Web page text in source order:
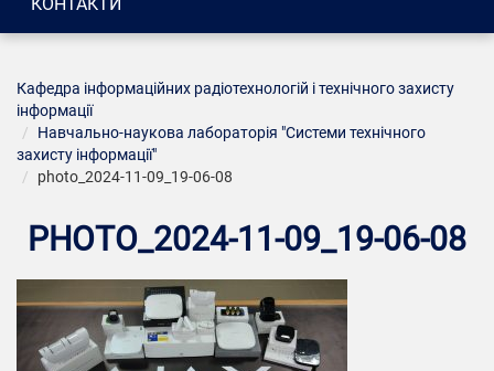
Кафедра інформаційних радіотехнологій і технічного захисту
інформації
Навчально-наукова лабораторія "Системи технічного
захисту інформації"
photo_2024-11-09_19-06-08
PHOTO_2024-11-09_19-06-08